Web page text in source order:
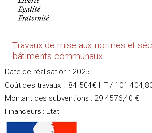
Travaux de mise aux normes et
bâtiments communaux
Date de réalisation : 2025
Coût des travaux : 84 504€ HT / 101
Montant des subventions : 29 4576,40 €
Financeurs : Etat